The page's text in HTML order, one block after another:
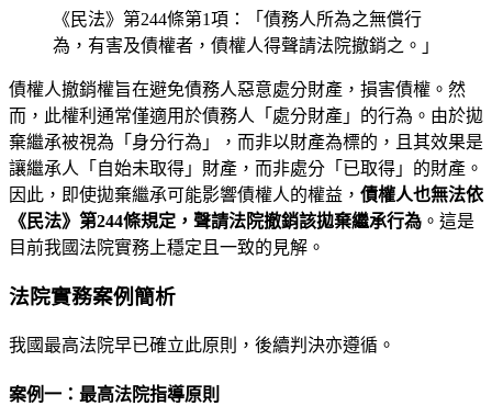
《民法》第244條第1項：「債務人所為之無償行
為，有害及債權者，債權人得聲請法院撤銷之。」
債權人撤銷權旨在避免債務人惡意處分財產，損害債權。然
而，此權利通常僅適用於債務人「處分財產」的行為。由於拋
棄繼承被視為「身分行為」，而非以財產為標的，且其效果是
讓繼承人「自始未取得」財產，而非處分「已取得」的財產。
因此，即使拋棄繼承可能影響債權人的權益， 債權人也無法依
《民法》第244條規定，聲請法院撤銷該拋棄繼承行為 。這是
目前我國法院實務上穩定且一致的見解。
法院實務案例簡析
我國最高法院早已確立此原則，後續判決亦遵循。
案例一：最高法院指導原則